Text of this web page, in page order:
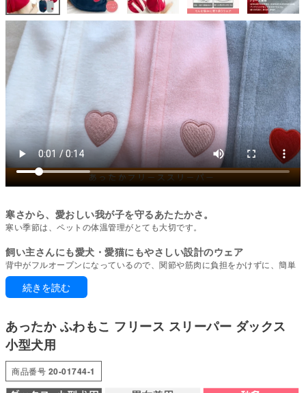
寒さから、愛おしい我が子を守るあたたかさ。
寒い季節は、ペットの体温管理がとても大切です。
飼い主さんにも愛犬・愛猫にもやさしい設計のウェア
背中がフルオープンになっているので、関節や筋肉に負担をかけずに、簡単
に着せたり脱がせたりできます。
シニアや療養中のケアに適しており、頭を通すのが苦手な子にもストレスな
く使えるのが魅力。また、パピーの初めての服としても気軽に取り入れやす
空気をしっかり閉じ込めることで高い保温性を実現。
さらに、毛玉の発生を抑えるアンチピリング加工が施されており、耐久性に
優れています。
快適な着心地を保ちながら、寒い季節も暖かく過ごせる素材です。
続きを読む
あったか ふわもこ フリース スリーパー ダックス
小型犬用
商品番号 20-01744-1